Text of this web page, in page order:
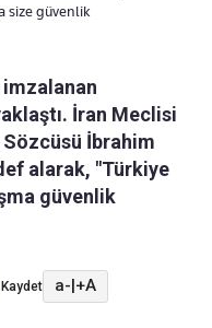
size güvenlik
İran Meclisi
İbrahim
alarak, "Türkiye
güvenlik
Kaydet a-|+A